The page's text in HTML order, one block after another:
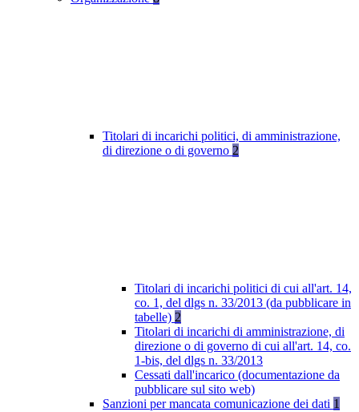
Titolari di incarichi politici, di amministrazione,
di direzione o di governo 2
Titolari di incarichi politici di cui all'art. 14,
co. 1, del dlgs n. 33/2013 (da pubblicare in
tabelle) 2
Titolari di incarichi di amministrazione, di
direzione o di governo di cui all'art. 14, co.
1-bis, del dlgs n. 33/2013
Cessati dall'incarico (documentazione da
pubblicare sul sito web)
Sanzioni per mancata comunicazione dei dati 1